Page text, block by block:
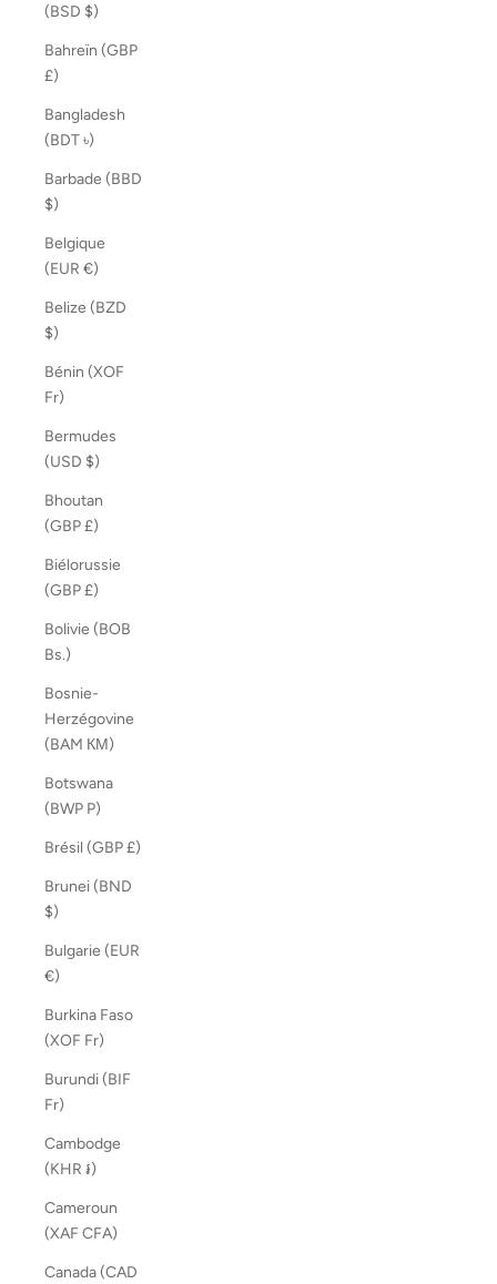
(BSD $)
Bahreïn (GBP
£)
Bangladesh
(BDT ৳)
Barbade (BBD
$)
Belgique
(EUR €)
Belize (BZD
$)
Bénin (XOF
Fr)
Bermudes
(USD $)
Bhoutan
(GBP £)
Biélorussie
(GBP £)
Bolivie (BOB
Bs.)
Bosnie-
Herzégovine
(BAM КМ)
Botswana
(BWP P)
Brésil (GBP £)
Brunei (BND
$)
Bulgarie (EUR
€)
Burkina Faso
(XOF Fr)
Burundi (BIF
Fr)
Cambodge
(KHR ៛)
Cameroun
(XAF CFA)
Canada (CAD